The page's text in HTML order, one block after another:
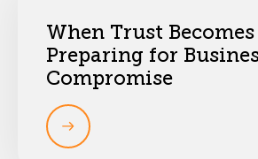
When Trust
Preparing for
Compromise